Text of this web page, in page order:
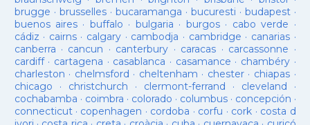
brugge · brusselles· bucaramanga · bucuresti · budapest·
buenos aires· buffalo · bulgaria · burgos· cabo verde ·
cádiz · cairns· calgary · cambodja · cambridge · canarias·
canberra · cancun · canterbury · caracas · carcassonne ·
cardiff· cartagena · casablanca · casamance · chambéry·
charleston · chelmsford · cheltenham · chester· chiapas ·
chicago · christchurch · clermont-ferrand · cleveland ·
cochabamba · coimbra · colorado · columbus· concepción ·
connecticut· copenhagen · cordoba · corfu · cork · costa d